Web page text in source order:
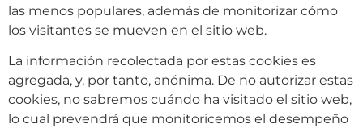
las menos populares, además de monitorizar cómo
los visitantes se mueven en el sitio web.
La información recolectada por estas cookies es
agregada, y, por tanto, anónima. De no autorizar estas
cookies, no sabremos cuándo ha visitado el sitio web,
lo cual prevendrá que monitoricemos el desempeño